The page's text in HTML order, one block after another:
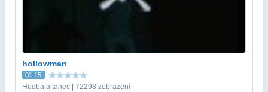
hollowman
01:15
Hudba a tanec | 72298 zobrazení